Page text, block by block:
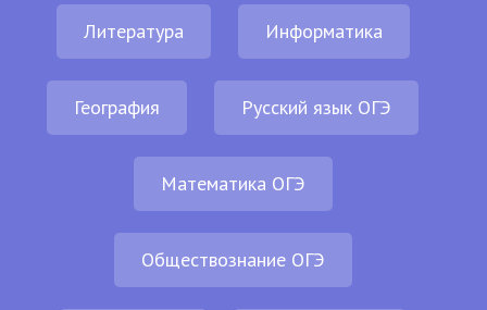
Литература Информатика
География Русский язык ОГЭ
Математика ОГЭ
Обществознание ОГЭ